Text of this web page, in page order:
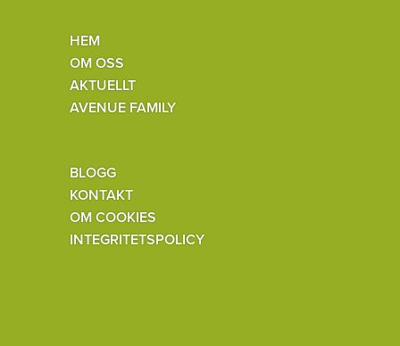
HEM
OM OSS
AKTUELLT
AVENUE FAMILY
BLOGG
KONTAKT
OM COOKIES
INTEGRITETSPOLICY